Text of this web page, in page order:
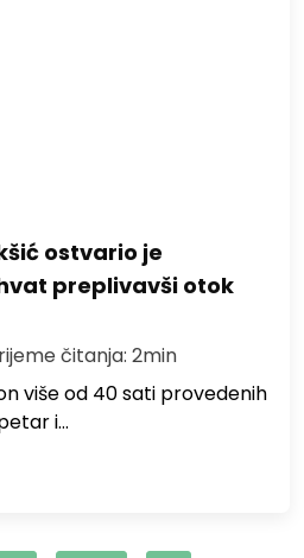
ostvario je
preplivavši otok
čitanja: 2min
više od 40 sati provedenih
i…